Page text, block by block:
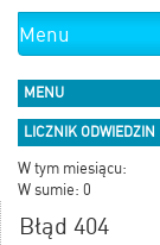
Menu
MENU
LICZNIK ODWIEDZIN
W tym miesiącu:
W sumie: 0
Błąd 404